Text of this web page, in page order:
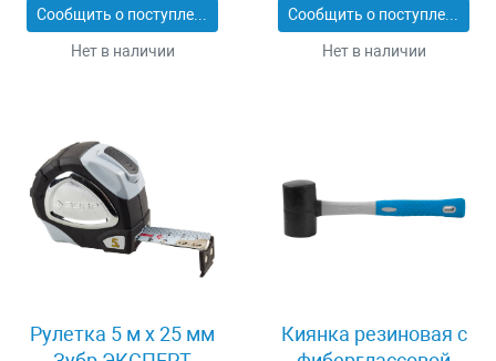
Сообщить о поступлении
Нет в наличии
Сообщить о поступлении
Нет в наличии
Рулетка 5 м x 25 мм
Киянка резиновая с